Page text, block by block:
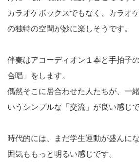
カラオケボックスでもなく、カラオ
の独特の空間が妙に楽しそうです。
伴奏はアコーディオン１本と手拍子
合唱」をします。
偶然そこに居合わせた人たちが、一
いうシンプルな「交流」が良い感じで
時代的には、まだ学生運動が盛んに
囲気ももっと明るい感じです。